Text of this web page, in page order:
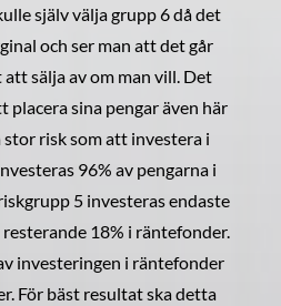
själv välja grupp 6 då det
och ser man att det går
sälja av om man vill. Det
placera sina pengar även här
risk som att investera i
96% av pengarna i
5 investeras endaste
18% i räntefonder.
investeringen i räntefonder
För bäst resultat ska detta